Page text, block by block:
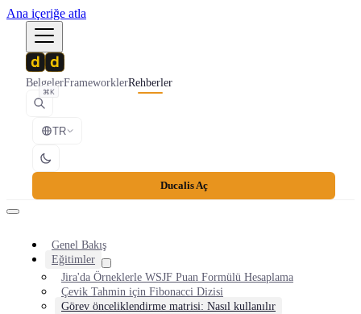
Ana içeriğe atla
BelgelerFrameworklerRehberler
⌘K
TR
Ducalis Aç
Genel Bakış
Eğitimler
Jira'da Örneklerle WSJF Puan Formülü Hesaplama
Çevik Tahmin için Fibonacci Dizisi
Görev önceliklendirme matrisi: Nasıl kullanılır